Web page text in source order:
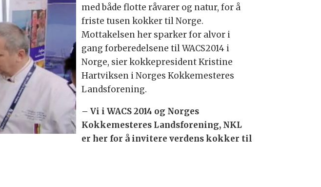
med både flotte råvarer og natur, for å
friste tusen kokker til Norge.
Mottakelsen her sparker for alvor i
gang forberedelsene til WACS2014 i
Norge, sier kokkepresident Kristine
Hartviksen i Norges Kokkemesteres
Landsforening.
– Vi i WACS 2014 og Norges
Kokkemesteres Landsforening, NKL
er her for å invitere verdens kokker til